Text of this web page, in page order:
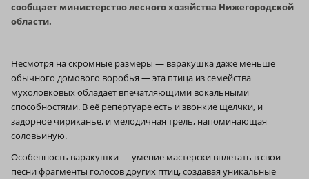
сообщает министерство лесного хозяйства Нижегородской
области.
Несмотря на скромные размеры — варакушка даже меньше
обычного домового воробья — эта птица из семейства
мухоловковых обладает впечатляющими вокальными
способностями. В её репертуаре есть и звонкие щелчки, и
задорное чириканье, и мелодичная трель, напоминающая
соловьиную.
Особенность варакушки — умение мастерски вплетать в свои
песни фрагменты голосов других птиц, создавая уникальные